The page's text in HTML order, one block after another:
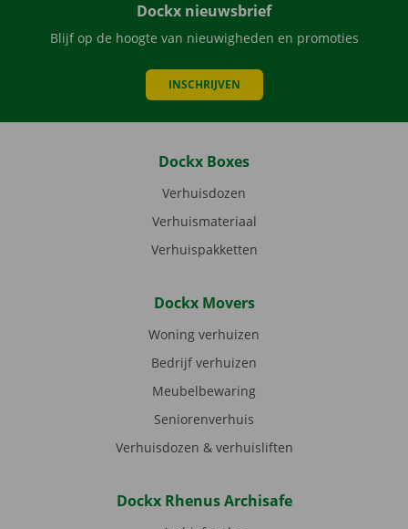
Dockx nieuwsbrief
Blijf op de hoogte van nieuwigheden en promoties
INSCHRIJVEN
Dockx Boxes
Verhuisdozen
Verhuismateriaal
Verhuispakketten
Dockx Movers
Woning verhuizen
Bedrijf verhuizen
Meubelbewaring
Seniorenverhuis
Verhuisdozen & verhuisliften
Dockx Rhenus Archisafe